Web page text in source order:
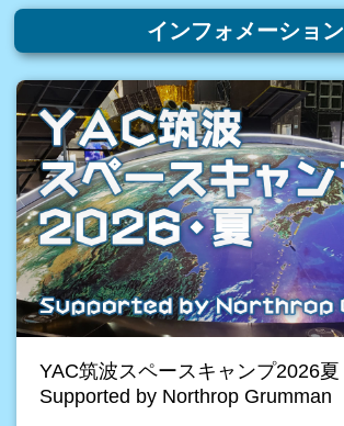
インフォメーション
YAC筑波スペースキャンプ2026夏
Supported by Northrop Grumman